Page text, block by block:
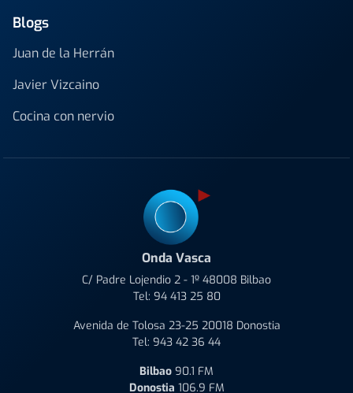
Blogs
Juan de la Herrán
Javier Vizcaino
Cocina con nervio
Onda Vasca
C/ Padre Lojendio 2 - 1º 48008 Bilbao
Tel: 94 413 25 80
Avenida de Tolosa 23-25 20018 Donostia
Tel: 943 42 36 44
Bilbao 90.1 FM
Donostia 106.9 FM